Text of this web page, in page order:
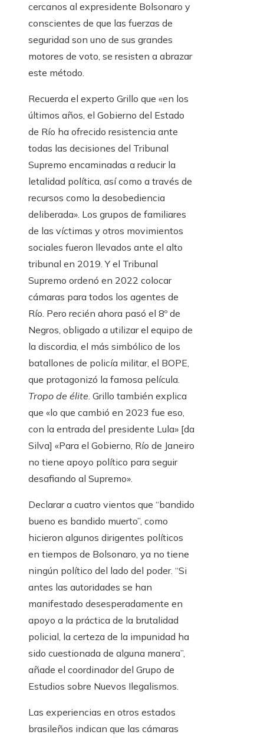
cercanos al expresidente Bolsonaro y
conscientes de que las fuerzas de
seguridad son uno de sus grandes
motores de voto, se resisten a abrazar
este método.
Recuerda el experto Grillo que «en los
últimos años, el Gobierno del Estado
de Río ha ofrecido resistencia ante
todas las decisiones del Tribunal
Supremo encaminadas a reducir la
letalidad política, así como a través de
recursos como la desobediencia
deliberada». Los grupos de familiares
de las víctimas y otros movimientos
sociales fueron llevados ante el alto
tribunal en 2019. Y el Tribunal
Supremo ordenó en 2022 colocar
cámaras para todos los agentes de
Río. Pero recién ahora pasó el 8º de
Negros, obligado a utilizar el equipo de
la discordia, el más simbólico de los
batallones de policía militar, el BOPE,
que protagonizó la famosa película.
Tropo de élite. Grillo también explica
que «lo que cambió en 2023 fue eso,
con la entrada del presidente Lula» [da
Silva] «Para el Gobierno, Río de Janeiro
no tiene apoyo político para seguir
desafiando al Supremo».
Declarar a cuatro vientos que “bandido
bueno es bandido muerto”, como
hicieron algunos dirigentes políticos
en tiempos de Bolsonaro, ya no tiene
ningún político del lado del poder. “Si
antes las autoridades se han
manifestado desesperadamente en
apoyo a la práctica de la brutalidad
policial, la certeza de la impunidad ha
sido cuestionada de alguna manera”,
añade el coordinador del Grupo de
Estudios sobre Nuevos Ilegalismos.
Las experiencias en otros estados
brasileños indican que las cámaras